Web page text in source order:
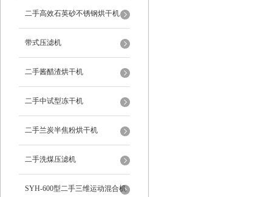
二手高效石英砂不锈钢烘干机
带式压滤机
二手酱醋渣烘干机
二手中试型冻干机
二手兰炭半焦粉烘干机
二手洗煤压滤机
SYH-600型二手三维运动混合机